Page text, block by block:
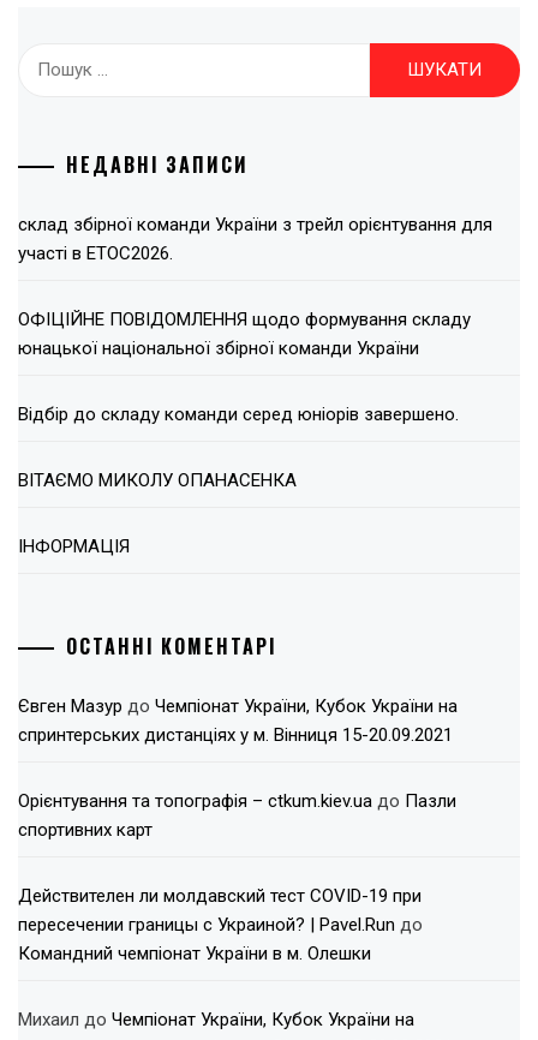
НЕДАВНІ ЗАПИСИ
склад збірної команди України з трейл орієнтування для
участі в ЕТОС2026.
ОФІЦІЙНЕ ПОВІДОМЛЕННЯ щодо формування складу
юнацької національної збірної команди України
Відбір до складу команди серед юніорів завершено.
ВІТАЄМО МИКОЛУ ОПАНАСЕНКА
ІНФОРМАЦІЯ
ОСТАННІ КОМЕНТАРІ
Євген Мазур до Чемпіонат України, Кубок України на
спринтерських дистанціях у м. Вінниця 15-20.09.2021
Орієнтування та топографія – ctkum.kiev.ua до Пазли
спортивних карт
Действителен ли молдавский тест COVID-19 при
пересечении границы с Украиной? | Pavel.Run до
Командний чемпіонат України в м. Олешки
Михаил до Чемпіонат України, Кубок України на